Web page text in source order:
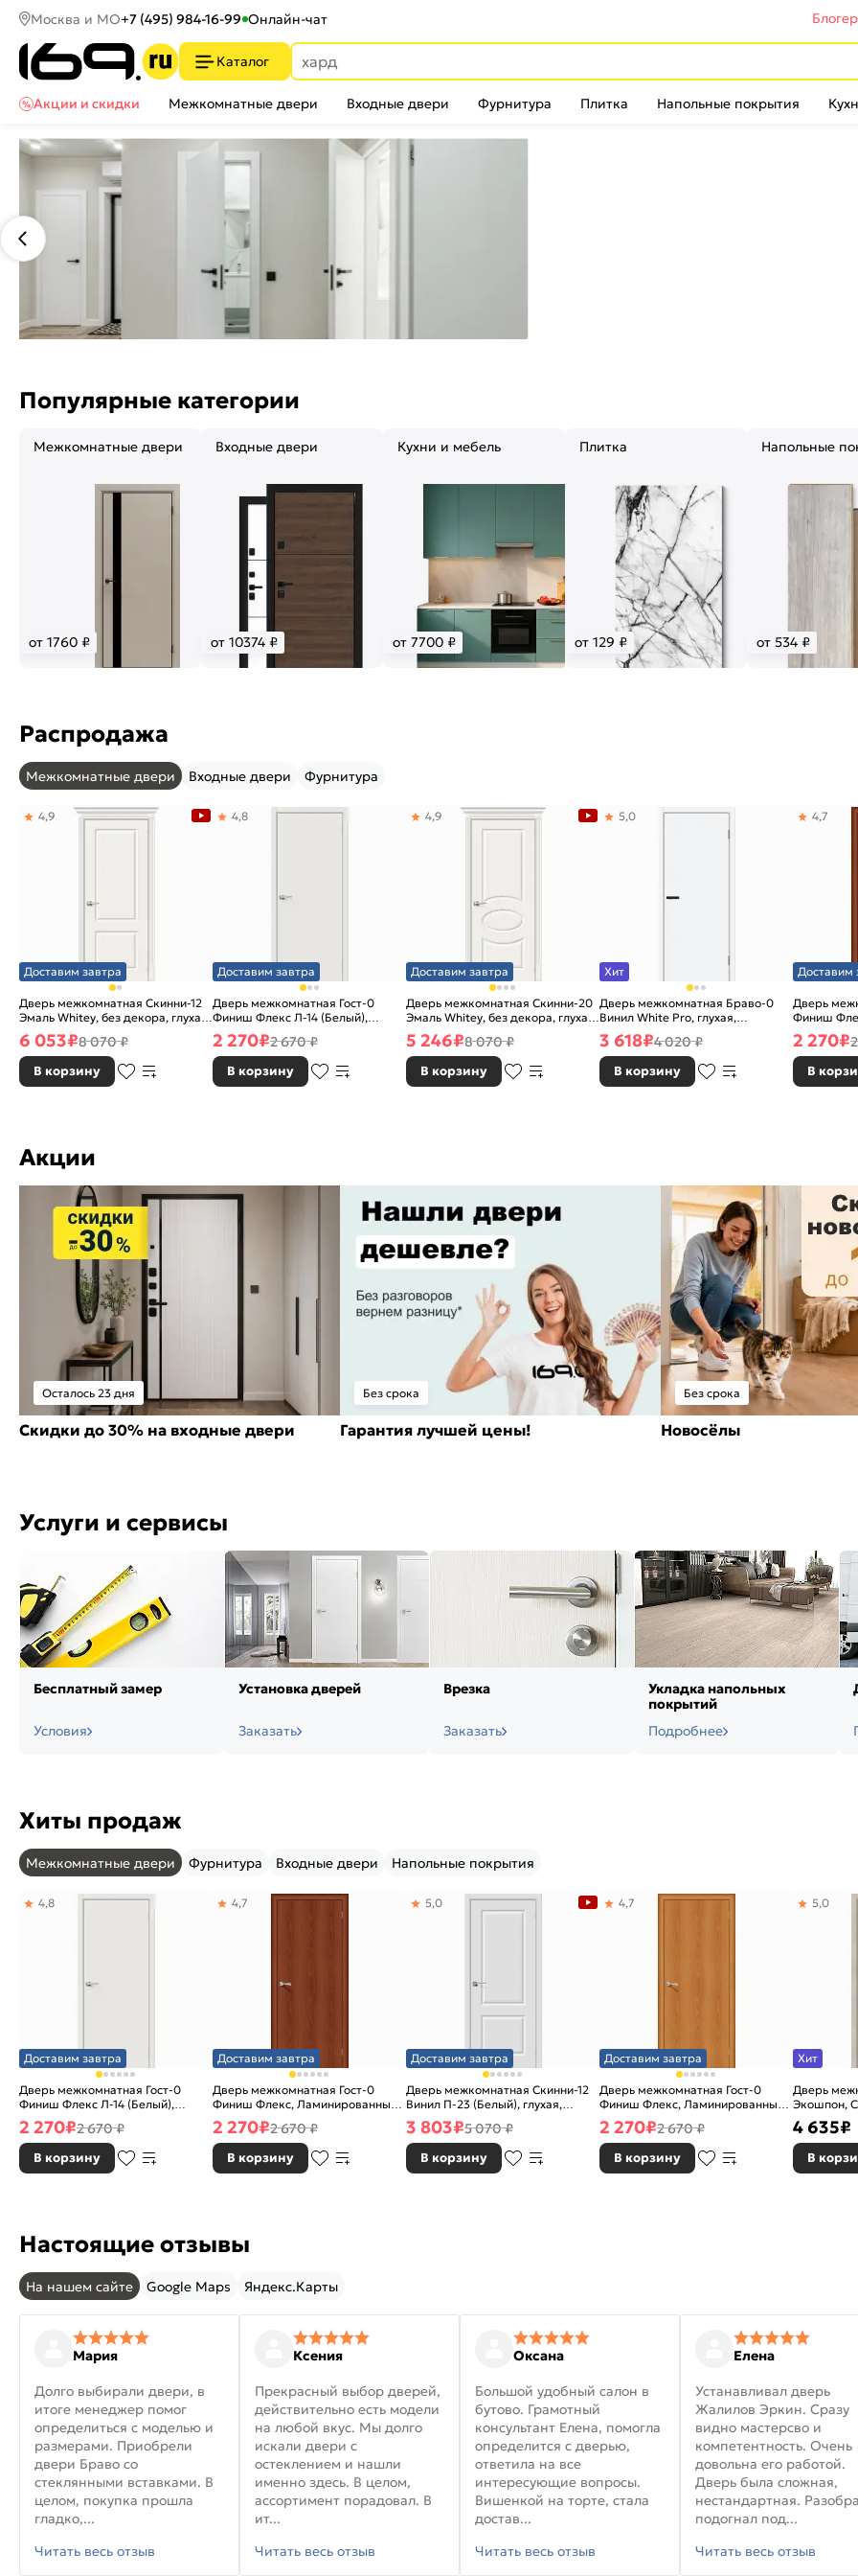
Москва и МО+7 (495) 984-16-99 Онлайн-чат
Каталог
Акции и скидки
Межкомнатные двери Входные двери Фурнитура Плитка Напольные покрытия
Популярные категории
Межкомнатные двери
от 1760 ₽
Входные двери
от 10374 ₽
Кухни и мебель
от 7700 ₽
Плитка
от 129 ₽
Напольные
от 534 ₽
Распродажа
Межкомнатные двери Входные двери Фурнитура
Доставим завтра
Дверь межкомнатная Скинни-12
Эмаль Whitey, без декора, глухая,
без стекла, без кромки, скиновая
4,9
6 053₽8 070 ₽
В корзину
Доставим завтра
Дверь межкомнатная Гост-0
Финиш Флекс Л-14 (Белый),
глухая, каркасно-щитовая
4,8
2 270₽2 670 ₽
В корзину
Доставим завтра
Дверь межкомнатная Скинни-20
Эмаль Whitey, без декора, глухая,
без стекла, без кромки, скиновая
4,9
5 246₽8 070 ₽
В корзину
Хит
Дверь межкомнатная Браво-0
Винил White Pro, глухая,
каркасно-щитовая
5,0
3 618₽4 020 ₽
В корзину
Доставим
Дверь
Финиш
Л-11
каркасно-
4,7
2 270₽
В
Акции
Осталось 23 дня
Скидки до 30% на входные двери
Без срока
Гарантия лучшей цены!
Без срока
Новосёлы
Услуги и сервисы
Бесплатный замер
Условия
Установка дверей
Заказать
Врезка
Заказать
Укладка напольных
покрытий
Подробнее
Хиты продаж
Межкомнатные двери Фурнитура Входные двери Напольные покрытия
Доставим завтра
Дверь межкомнатная Гост-0
Финиш Флекс Л-14 (Белый),
глухая, каркасно-щитовая
4,8
2 270₽2 670 ₽
В корзину
Доставим завтра
Дверь межкомнатная Гост-0
Финиш Флекс, Ламинированные
Л-11 (ИталОрех), глухая,
каркасно-щитовая
4,7
2 270₽2 670 ₽
В корзину
Доставим завтра
Дверь межкомнатная Скинни-12
Винил П-23 (Белый), глухая,
скиновая
5,0
3 803₽5 070 ₽
В корзину
Доставим завтра
Дверь межкомнатная Гост-0
Финиш Флекс, Ламинированные
Л-12 (МиланОрех), глухая,
каркасно-щитовая
4,7
2 270₽2 670 ₽
В корзину
Хит
Дверь
Экошпон,
5,0
4 635₽
В
Настоящие отзывы
На нашем сайте Google Maps Яндекс.Карты
Мария
Долго выбирали двери, в
итоге менеджер помог
определиться с моделью и
размерами. Приобрели
двери Браво со
стеклянными вставками. В
целом, покупка прошла
гладко,...
Читать весь отзыв
Ксения
Прекрасный выбор дверей,
действительно есть модели
на любой вкус. Мы долго
искали двери с
остеклением и нашли
именно здесь. В целом,
ассортимент порадовал. В
ит...
Читать весь отзыв
Оксана
Большой удобный салон в
бутово. Грамотный
консультант Елена, помогла
определится с дверью,
ответила на все
интересующие вопросы.
Вишенкой на торте, стала
достав...
Читать весь отзыв
Елена
Устанавливал дверь
Жалилов Эркин. Сразу
видно мастерсво и
компетентность. Очень
довольна его работой.
Дверь была сложная,
нестандартная.
подогнал под...
Читать весь отзыв